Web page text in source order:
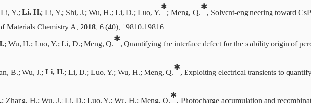
Y.; Li, H.; Li, Y.; Shi, J.; Wu, H.; Li, D.; Luo, Y.
✱
; Meng, Q.
✱
, Solvent-engineering toward
Materials Chemistry A, 2018, 6 (40), 19810-19816.
; Wu, H.; Luo, Y.; Li, D.; Meng, Q.
✱
, Quantifying the interface defect for the stability origin of
B.; Wu, J.; Li, H.; Li, D.; Luo, Y.; Wu, H.; Meng, Q.
✱
, Exploiting electrical transients to
; Zhang, H.; Wu, J.; Li, D.; Luo, Y.; Wu, H.; Meng, Q.
✱
, Photocharge accumulation and